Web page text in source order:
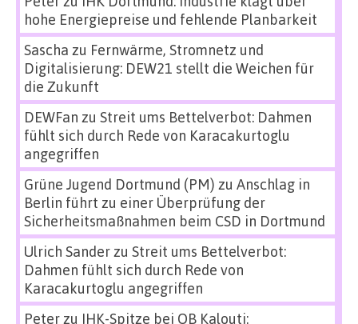
hohe Energiepreise und fehlende Planbarkeit
Sascha zu Fernwärme, Stromnetz und
Digitalisierung: DEW21 stellt die Weichen für
die Zukunft
DEWFan zu Streit ums Bettelverbot: Dahmen
fühlt sich durch Rede von Karacakurtoglu
angegriffen
Grüne Jugend Dortmund (PM) zu Anschlag in
Berlin führt zu einer Überprüfung der
Sicherheitsmaßnahmen beim CSD in Dortmund
Ulrich Sanderzu Streit ums Bettelverbot:
Dahmen fühlt sich durch Rede von
Karacakurtoglu angegriffen
Peterzu IHK-Spitze bei OB Kalouti: